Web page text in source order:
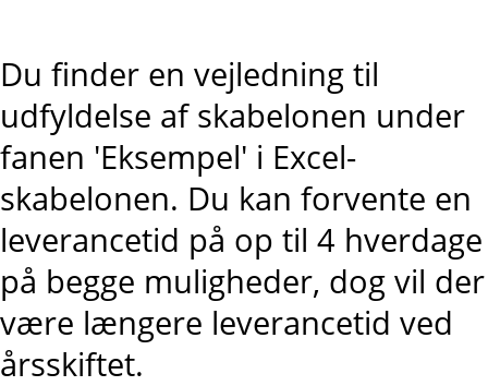
Du finder en vejledning til
udfyldelse af skabelonen under
fanen 'Eksempel' i Excel-
skabelonen. Du kan forvente en
leverancetid på op til 4 hverdage
på begge muligheder, dog vil der
være længere leverancetid ved
årsskiftet.